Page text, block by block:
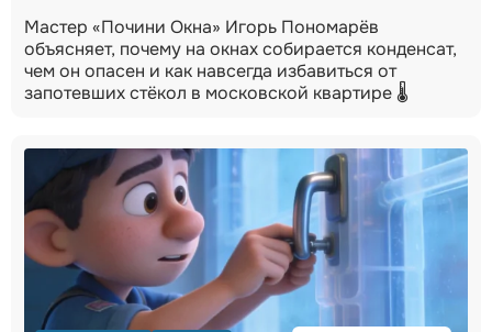
Мастер «Почини Окна» Игорь Пономарёв
объясняет, почему на окнах собирается конденсат,
чем он опасен и как навсегда избавиться от
запотевших стёкол в московской квартире 🌡️